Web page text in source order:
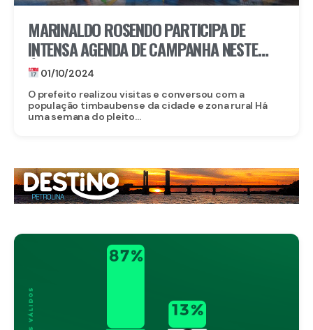
MARINALDO ROSENDO PARTICIPA DE
INTENSA AGENDA DE CAMPANHA NESTE
ÚLTIMO FINAL DE SEMANA
01/10/2024
O prefeito realizou visitas e conversou com a
população timbaubense da cidade e zona rural Há
uma semana do pleito...